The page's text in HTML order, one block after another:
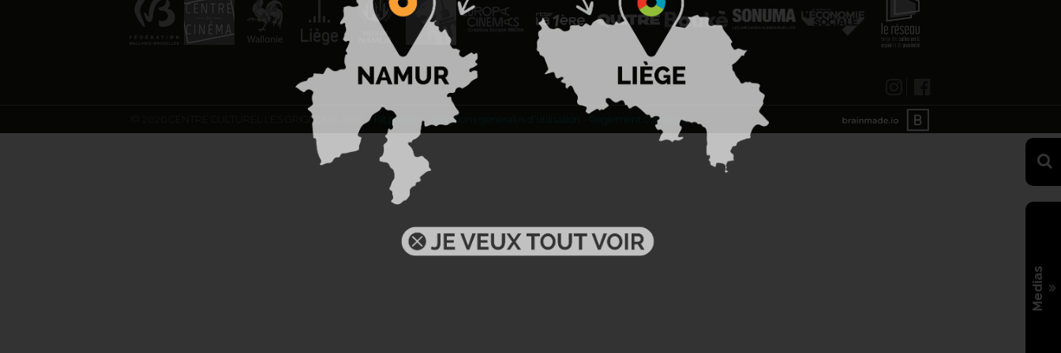
Medias
© 2026 CENTRE CULTUREL LES GRIGNOUX ASBL - Kit presse - Conditions générales d'utilisation Règlement concours